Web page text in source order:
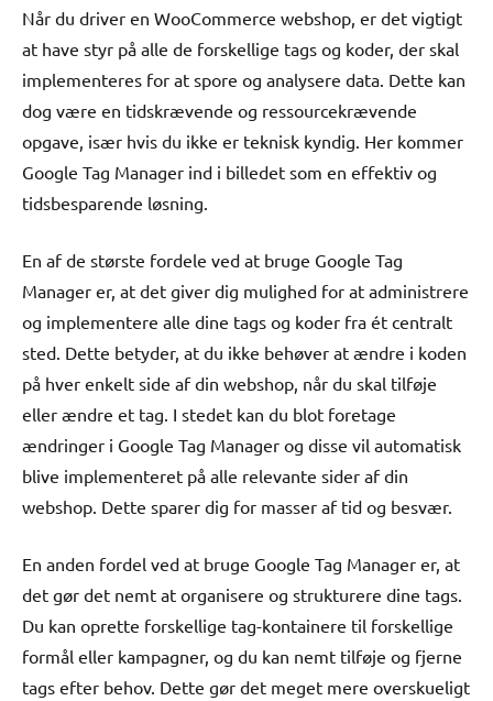
Når du driver en WooCommerce webshop, er det vigtigt
at have styr på alle de forskellige tags og koder, der skal
implementeres for at spore og analysere data. Dette kan
dog være en tidskrævende og ressourcekrævende
opgave, især hvis du ikke er teknisk kyndig. Her kommer
Google Tag Manager ind i billedet som en effektiv og
tidsbesparende løsning.
En af de største fordele ved at bruge Google Tag
Manager er, at det giver dig mulighed for at administrere
og implementere alle dine tags og koder fra ét centralt
sted. Dette betyder, at du ikke behøver at ændre i koden
på hver enkelt side af din webshop, når du skal tilføje
eller ændre et tag. I stedet kan du blot foretage
ændringer i Google Tag Manager og disse vil automatisk
blive implementeret på alle relevante sider af din
webshop. Dette sparer dig for masser af tid og besvær.
En anden fordel ved at bruge Google Tag Manager er, at
det gør det nemt at organisere og strukturere dine tags.
Du kan oprette forskellige tag-kontainere til forskellige
formål eller kampagner, og du kan nemt tilføje og fjerne
tags efter behov. Dette gør det meget mere overskueligt